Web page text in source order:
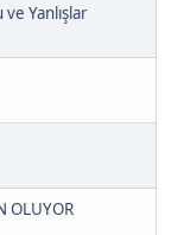
ve Yanlışlar
OLUYOR